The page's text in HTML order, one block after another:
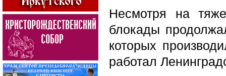
Несмотря на
блокады
которых
работал